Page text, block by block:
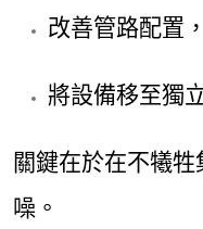
改善管路配置
將設備移至獨
關鍵在於在不犧
噪。